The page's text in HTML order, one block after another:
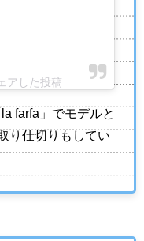
アした投稿
farfa」でモデルと
り仕切りもしてい